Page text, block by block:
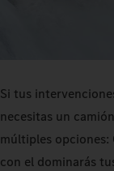
Si tus
necesitas un
múltiples opciones:
con el dominarás